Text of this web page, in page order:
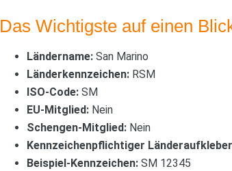
Das Wichtigste auf einen
Ländername: San Marino
Länderkennzeichen: RSM
ISO-Code: SM
EU-Mitglied: Nein
Schengen-Mitglied: Nein
Kennzeichenpflichtiger
Beispiel-Kennzeichen: SM 12345